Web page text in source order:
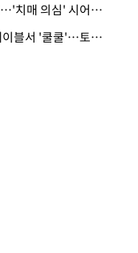
· 냄비 태우고 욕실 물바다…'치매 의심' 시어머니 검사 권유했다가 '날벼락'
· 새벽 식당 몰래 들어와 테이블서 '쿨쿨'…토사물 남기고 사라진 남성